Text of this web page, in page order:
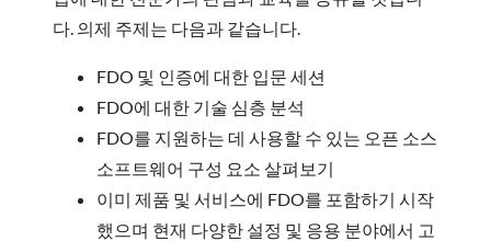
다. 의제 주제는 다음과 같습니다.
FDO 및 인증에 대한 입문 세션
FDO에 대한 기술 심층 분석
FDO를 지원하는 데 사용할 수 있는 오픈 소스
소프트웨어 구성 요소 살펴보기
이미 제품 및 서비스에 FDO를 포함하기 시작
했으며 현재 다양한 설정 및 응용 분야에서 고